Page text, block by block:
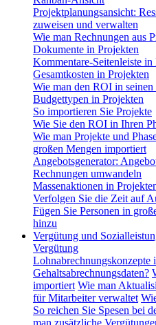
Projektplanungsansicht:
zuweisen und verwalten
Wie man Rechnungen aus
Dokumente in Projekten
Kommentare-Seitenleiste
Gesamtkosten in Projekten
Wie man den ROI in seinen
Budgettypen in Projekten
So importieren Sie Projekte
Wie Sie den ROI in Ihren
Wie man Projekte und
großen Mengen importiert
Angebotsgenerator:
Rechnungen umwandeln
Massenaktionen in
Verfolgen Sie die Zeit auf
Fügen Sie Personen in
hinzu
Vergütung und
Vergütung
Lohnabrechnungskonzepte
Gehaltsabrechnungsdaten?
importiert Wie man
für Mitarbeiter verwaltet
So reichen Sie Spesen bei
man zusätzliche